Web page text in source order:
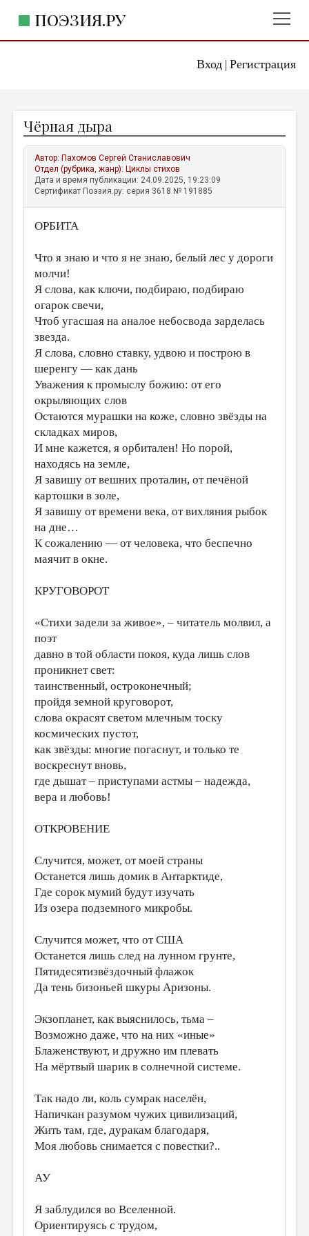
Вход| Регистрация
ПОЭЗИЯ.РУ
ЖАНРЫ
АВТОРЫ
КОММЕНТАРИИ
ЛИТСАЛОН
НОВОСТИ
ПРАВИЛА САЙТА
ОТДЕЛЫ И РУБРИКИ
ИЗБРАННОЕ
ДАЙДЖЕСТ
ПРОИЗВЕДЕНИЯ
ПЕРЕВОДЫ
КОНКУРСЫ
ДЕТСКАЯ КОМНАТА
КНИЖНАЯ ПОЛКА
ОБЗОР ЛИТЕРАТУРЫ
СТРАНИЦЫ ПАМЯТИ
ОБЪЯВЛЕНИЯ
ОТ РЕДАКЦИИ
МАЛАЯ ПРОЗА
ЭССЕИСТИКА
ЛИТЕРАТУРОВЕДЕНИЕ
КУЛЬТУРОВЕДЕНИЕ
ПУБЛИЦИСТИКА
РЕЦЕНЗИРОВАНИЕ
ЦИКЛЫ ПУБЛИКАЦИЙ
ТРЕДИАКОВСКИЙ
Чёрная дыра
Автор: Пахомов Сергей Станиславович
Отдел (рубрика, жанр): Циклы стихов
Дата и время публикации: 24.09.2025, 19:23:09
Сертификат Поэзия.ру: серия 3618 № 191885
ОРБИТА
Что я знаю и что я не знаю, белый лес у дороги
молчи!
Я слова, как ключи, подбираю, подбираю
огарок свечи,
Чтоб угасшая на аналое небосвода зарделась
звезда.
Я слова, словно ставку, удвою и построю в
шеренгу — как дань
Уважения к промыслу божию: от его
окрыляющих слов
Остаются мурашки на коже, словно звёзды на
складках миров,
И мне кажется, я орбитален! Но порой,
находясь на земле,
Я завишу от вешних проталин, от печёной
картошки в золе,
Я завишу от времени века, от вихляния рыбок
на дне…
К сожалению — от человека, что беспечно
маячит в окне.
КРУГОВОРОТ
«Стихи задели за живое», – читатель молвил, а
поэт
давно в той области покоя, куда лишь слов
проникнет свет:
таинственный, остроконечный;
пройдя земной круговорот,
слова окрасят светом млечным тоску
космических пустот,
как звёзды: многие погаснут, и только те
воскреснут вновь,
где дышат – приступами астмы – надежда,
вера и любовь!
ОТКРОВЕНИЕ
Случится, может, от моей страны
Останется лишь домик в Антарктиде,
Где сорок мумий будут изучать
Из озера подземного микробы.
Случится может, что от США
Останется лишь след на лунном грунте,
Пятидесятизвёздочный флажок
Да тень бизоньей шкуры Аризоны.
Экзопланет, как выяснилось, тьма –
Возможно даже, что на них «иные»
Блаженствуют, и дружно им плевать
На мёртвый шарик в солнечной системе.
Так надо ли, коль сумрак населён,
Напичкан разумом чужих цивилизаций,
Жить там, где, дуракам благодаря,
Моя любовь снимается с повестки?..
АУ
Я заблудился во Вселенной.
Ориентируясь с трудом,